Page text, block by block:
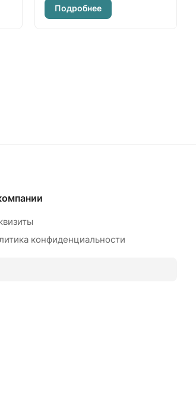
Подробнее
конфиденциальности